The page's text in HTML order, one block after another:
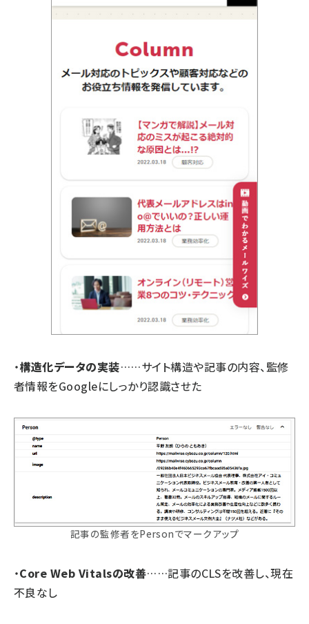
・構造化データの実装……サイト構造や記事の内容、監修
者情報をGoogleにしっかり認識させた
記事の監修者をPersonでマークアップ
・Core Web Vitalsの改善……記事のCLSを改善し、現在
不良なし